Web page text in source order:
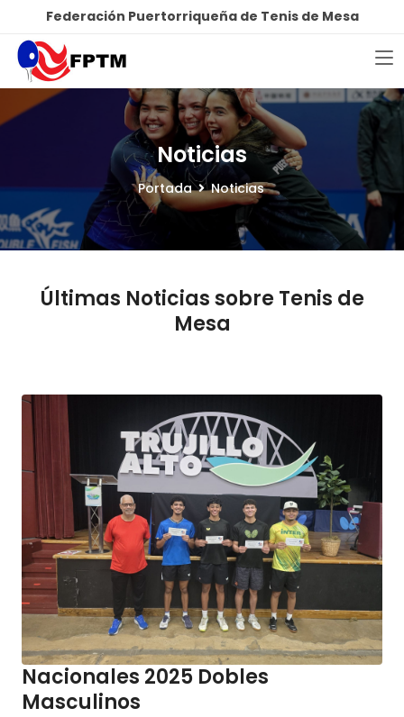
Federación Puertorriqueña de Tenis de Mesa
Noticias
Portada Noticias
Últimas Noticias sobre Tenis de
Mesa
Nacionales 2025 Dobles
Masculinos